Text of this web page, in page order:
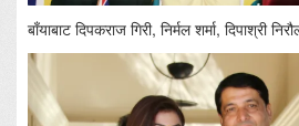
बाँयाबाट दिपकराज गिरी, निर्मल शर्मा, दिपाश्री